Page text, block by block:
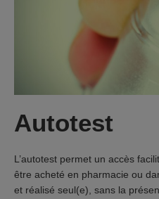
Autotest
L’autotest permet un accès
être acheté en pharmacie ou
et réalisé seul(e), sans la